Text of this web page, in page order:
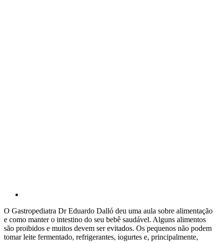
O Gastropediatra Dr Eduardo Dalló deu uma aula sobre alimentação
e como manter o intestino do seu bebê saudável. Alguns alimentos
são proibidos e muitos devem ser evitados. Os pequenos não podem
tomar leite fermentado, refrigerantes, iogurtes e, principalmente,